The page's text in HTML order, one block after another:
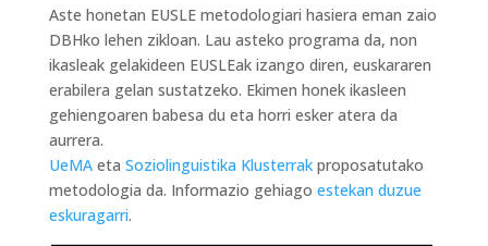
Aste honetan EUSLE metodologiari hasiera eman zaio
DBHko lehen zikloan. Lau asteko programa da, non
ikasleak gelakideen EUSLEak izango diren, euskararen
erabilera gelan sustatzeko. Ekimen honek ikasleen
gehiengoaren babesa du eta horri esker atera da
aurrera.
UeMAeta Soziolinguistika Klusterrakproposatutako
metodologia da. Informazio gehiago estekan duzue
eskuragarri.